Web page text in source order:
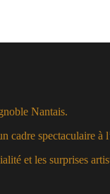
Nantais.
cadre spectaculaire à
et les surprises